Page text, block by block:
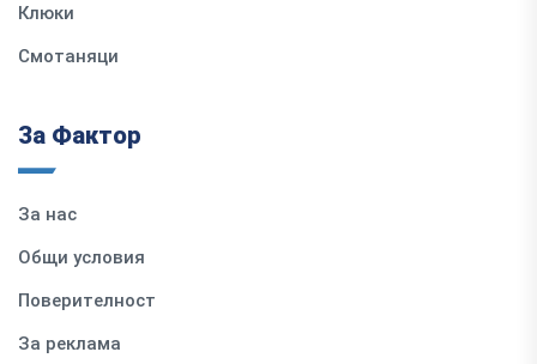
Клюки
Смотаняци
За Фактор
За нас
Общи условия
Поверителност
За реклама